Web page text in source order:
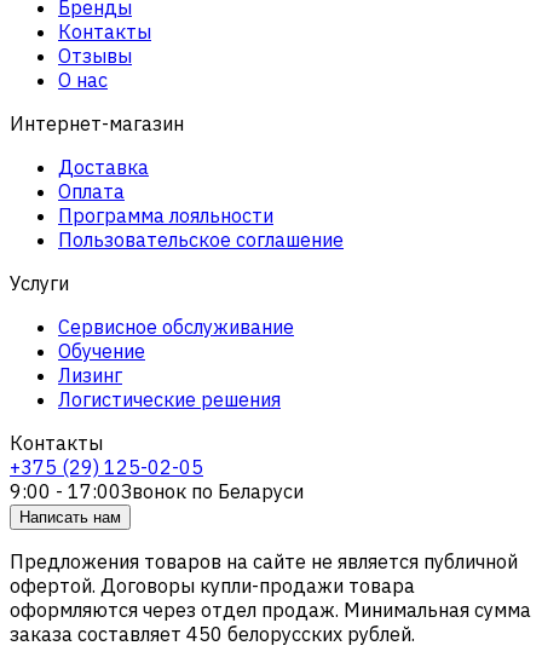
Бренды
Контакты
Отзывы
О нас
Интернет-магазин
Доставка
Оплата
Программа лояльности
Пользовательское соглашение
Услуги
Сервисное обслуживание
Обучение
Лизинг
Логистические решения
Контакты
+375 (29) 125-02-05
9:00 - 17:00Звонок по Беларуси
Написать нам
Предложения товаров на сайте не является публичной
офертой. Договоры купли-продажи товара
оформляются через отдел продаж. Минимальная сумма
заказа составляет 450 белорусских рублей.